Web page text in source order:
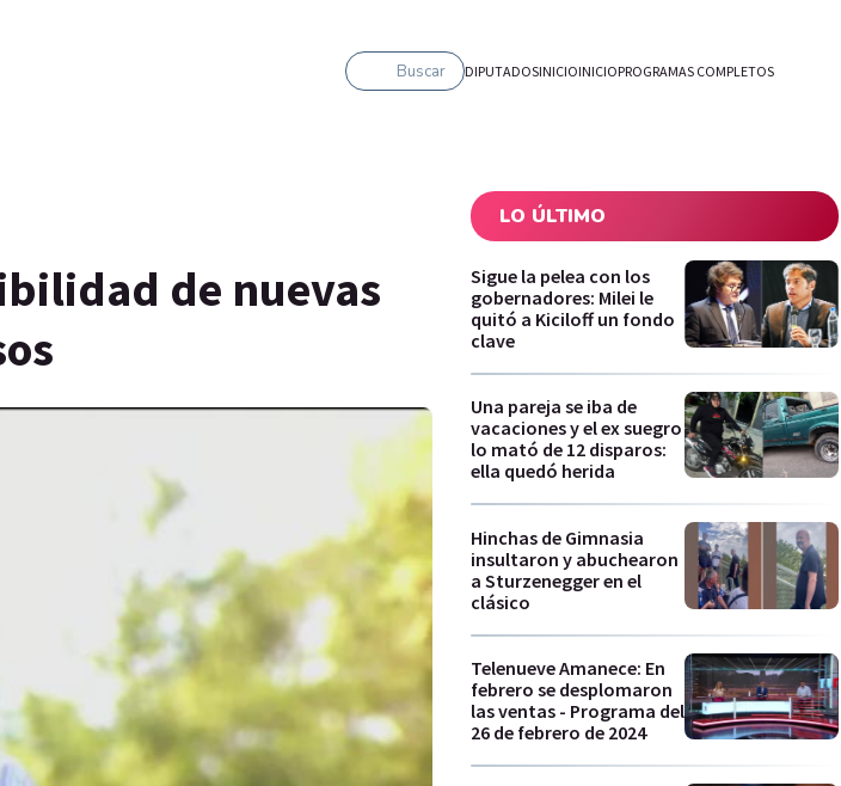
Buscar DIPUTADOSINICIOINICIOPROGRAMAS COMPLETOS
de nuevas
LO ÚLTIMO
Sigue la pelea con los
gobernadores: Milei le
quitó a Kiciloff un fondo
clave
Una pareja se iba de
vacaciones y el ex suegro
lo mató de 12 disparos:
ella quedó herida
Hinchas de Gimnasia
insultaron y abuchearon
a Sturzenegger en el
clásico
Telenueve Amanece: En
febrero se desplomaron
las ventas - Programa del
26 de febrero de 2024